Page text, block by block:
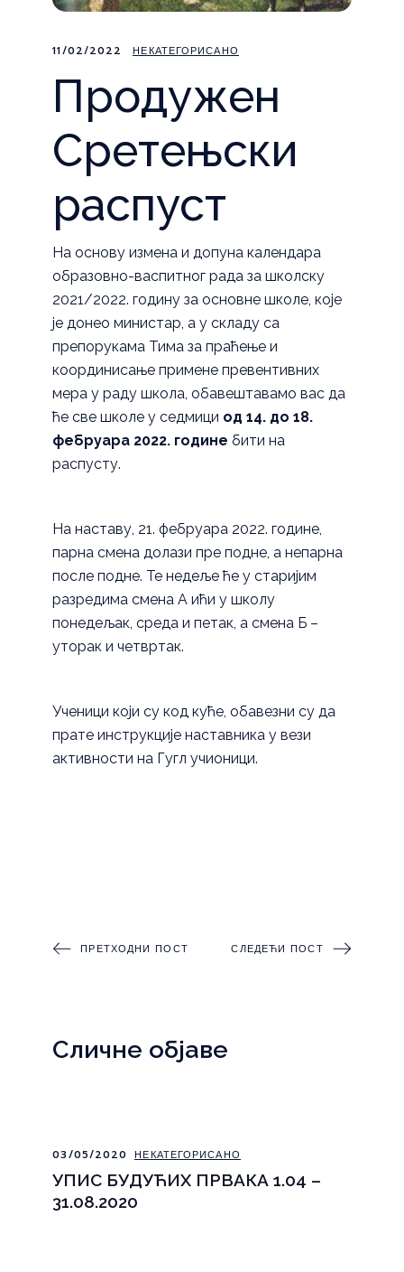
11/02/2022 НЕКАТЕГОРИСАНО
Продужен
Сретењски
распуст
На основу измена и допуна календара
образовно-васпитног рада за школску
2021/2022. годину за основне школе, које
је донео министар, а у складу са
препорукама Тима за праћење и
координисање примене превентивних
мера у раду школа, обавештавамо вас да
ће све школе у седмици од 14. до 18.
фебруара 2022. године бити на
распусту.
На наставу, 21. фебруара 2022. године,
парна смена долази пре подне, а непарна
после подне. Те недеље ће у старијим
разредима смена А ићи у школу
понедељак, среда и петак, а смена Б –
уторак и четвртак.
Ученици који су код куће, обавезни су да
прате инструкције наставника у вези
активности на Гугл учионици.
ПРЕТХОДНИ ПОСТ СЛЕДЕЋИ ПОСТ
Сличне објаве
03/05/2020 НЕКАТЕГОРИСАНО
УПИС БУДУЋИХ ПРВАКА 1.04 –
31.08.2020